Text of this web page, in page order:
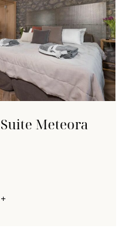
Meteora